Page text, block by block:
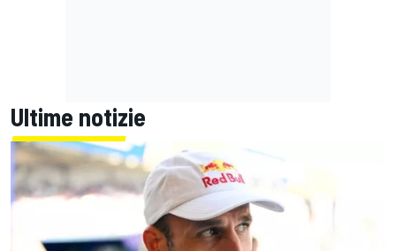
Ultime notizie